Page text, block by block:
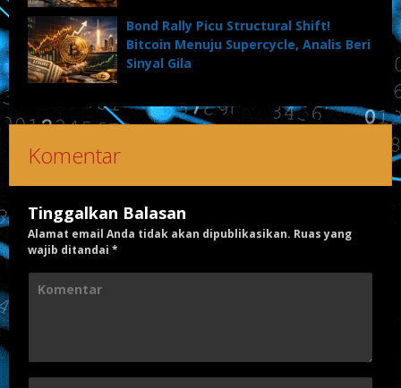
Bond Rally Picu Structural Shift!
Bitcoin Menuju Supercycle, Analis Beri
Sinyal Gila
Komentar
Tinggalkan Balasan
Alamat email Anda tidak akan dipublikasikan. Ruas yang
wajib ditandai *